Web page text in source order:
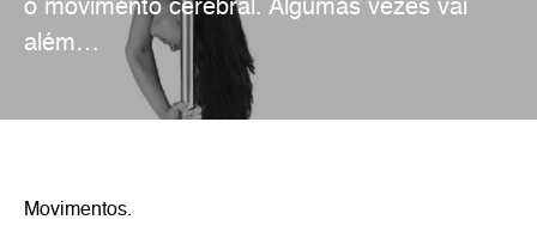
o movimento cerebral. Algumas vezes vai
além…
Movimentos.